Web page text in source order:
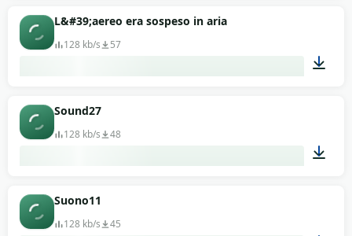
L&#39;aereo era sospeso in aria
128 kb/s 57
Sound27
128 kb/s 48
Suono11
128 kb/s 45